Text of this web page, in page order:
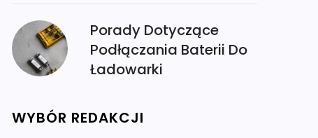
Porady Dotyczące
Podłączania Baterii Do
Ładowarki
WYBÓR REDAKCJI